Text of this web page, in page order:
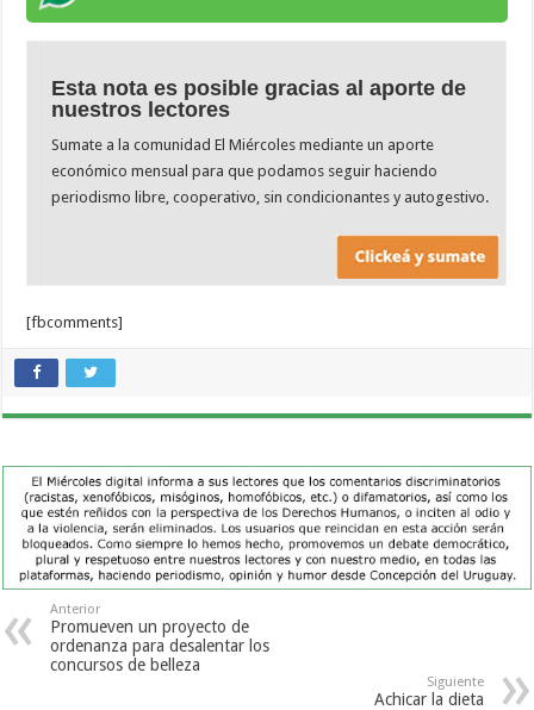
Esta nota es posible gracias al aporte de
nuestros lectores
Sumate a la comunidad El Miércoles mediante un aporte
económico mensual para que podamos seguir haciendo
periodismo libre, cooperativo, sin condicionantes y autogestivo.
[fbcomments]
Anterior
Promueven un proyecto de
ordenanza para desalentar los
concursos de belleza
Siguiente
Achicar la dieta